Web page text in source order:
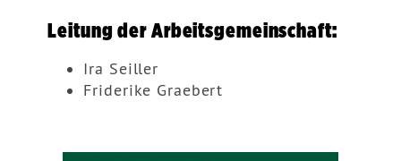
Leitung der Arbeitsgemeinschaft:
Ira Seiller
Friderike Graebert